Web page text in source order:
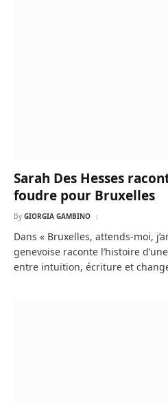
Sarah Des Hesses
foudre pour Bruxelles
By GIORGIA GAMBINO
Dans « Bruxelles, attends-moi,
genevoise raconte l’histoire
entre intuition, écriture et